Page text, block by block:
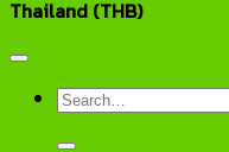
Thailand (THB)
Search